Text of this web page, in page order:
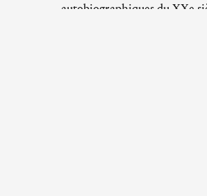
autobiographiques du XXe